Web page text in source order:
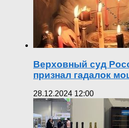
Верховный суд
признал гадалок
28.12.2024 12:00